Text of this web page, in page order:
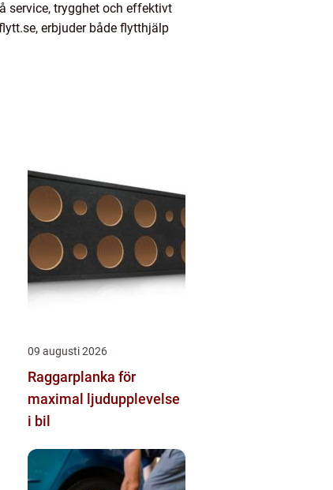
service, trygghet och effektivt
erbjuder både flytthjälp
09 augusti 2026
Raggarplanka för
maximal ljudupplevelse
i bil